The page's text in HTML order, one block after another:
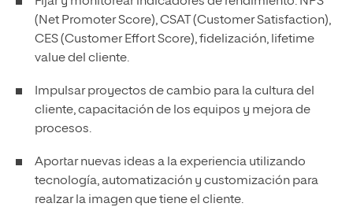
(Net Promoter Score), CSAT (Customer Satisfaction),
CES (Customer Effort Score),fidelización, lifetime
value del cliente.
Impulsar proyectos de cambio para la cultura del
cliente, capacitación de los equipos y mejora de
procesos.
Aportar nuevas ideas a la experiencia utilizando
tecnología, automatización y customización para
realzar la imagen que tiene el cliente.